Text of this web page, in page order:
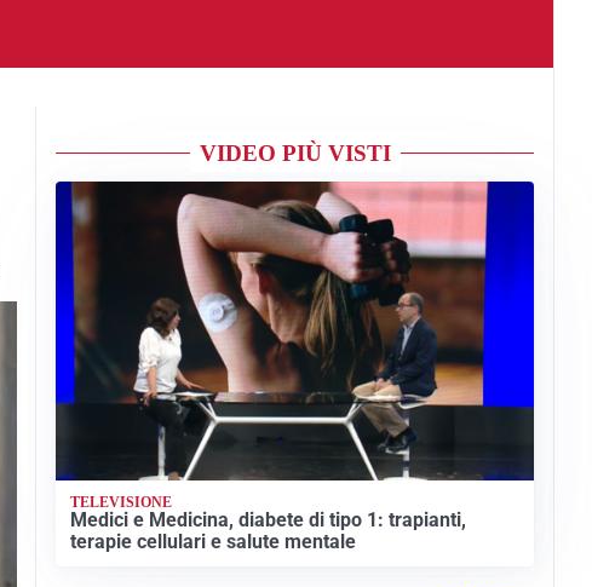
VIDEO PIÙ VISTI
TELEVISIONE
Medici e Medicina, diabete di tipo 1: trapianti,
terapie cellulari e salute mentale